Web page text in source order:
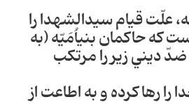
علّت قيام سيدالشهدا را
مي‎توان اين امر دانست كه حاكمان بني‎اُمَيّه (به
ضدّ ديني زير را مرتكب
را رها كرده و به اطاعت از